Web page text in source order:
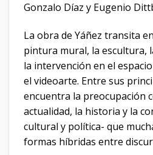
Gonzalo Díaz y Eugenio
La obra de Yáñez transita
pintura mural, la escultura,
la intervención en el
el videoarte. Entre sus
encuentra la preocupación
actualidad, la historia y la
cultural y política- que
formas híbridas entre